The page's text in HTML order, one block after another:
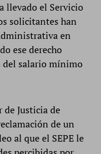
llevado el Servicio
solicitantes han
en
ese derecho
del salario mínimo
Justicia de
de un
al que el SEPE le